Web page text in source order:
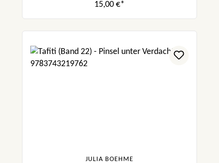
15,00 €*
JULIA BOEHME